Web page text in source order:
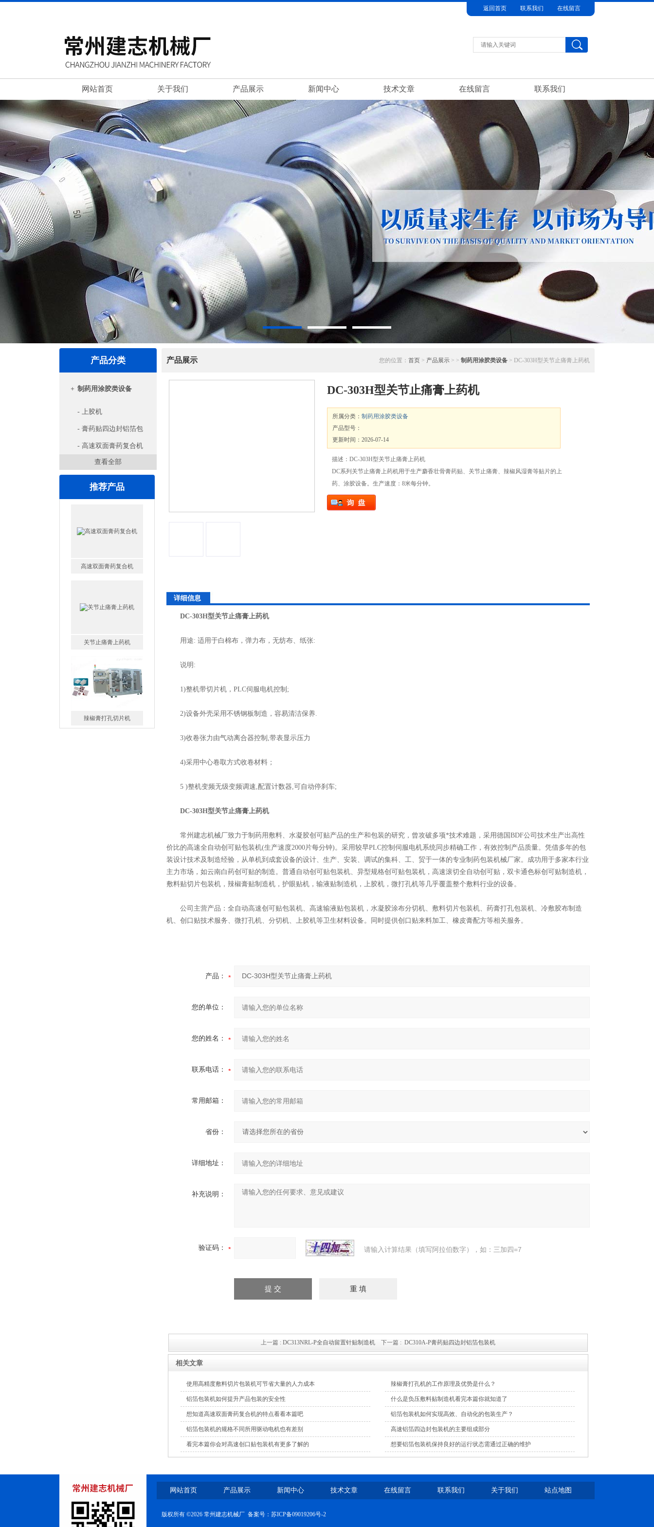
返回首页 联系我们 在线留言
网站首页 关于我们 产品展示 新闻中心 技术文章 在线留言 联系我们
产品分类
+ 制药用涂胶类设备
- 上胶机
- 膏药贴四边封铝箔包
- 高速双面膏药复合机
查看全部
推荐产品
辣椒膏打孔切片机
产品展示 您的位置： 首页 > 产品展示 > > 制药用涂胶类设备 > DC-303H型关节止痛膏上药机
DC-303H型关节止痛膏上药机
所属分类： 制药用涂胶类设备
产品型号：
更新时间：2026-07-14
描述：DC-303H型关节止痛膏上药机
DC系列关节止痛膏上药机用于生产麝香壮骨膏药贴、关节止痛膏、辣椒风湿膏等贴片的上
药、涂胶设备。生产速度：8米每分钟。
详细信息
DC-303H型关节止痛膏上药机
用途: 适用于白棉布，弹力布，无纺布、纸张:
说明:
1)整机带切片机，PLC伺服电机控制;
2)设备外壳采用不锈钢板制造，容易清洁保养.
3)收卷张力由气动离合器控制,带表显示压力
4)采用中心卷取方式收卷材料；
5 )整机变频无级变频调速,配置计数器,可自动停刹车;
DC-303H型关节止痛膏上药机
常州建志机械厂致力于制药用敷料、水凝胶创可贴产品的生产和包装的研究，曾攻破多项*技术难题，采用德国BDF公司技术生产出高性
价比的高速全自动创可贴包装机(生产速度2000片每分钟)。采用较早PLC控制伺服电机系统同步精确工作，有效控制产品质量。凭借多年的包
装设计技术及制造经验，从单机到成套设备的设计、生产、安装、调试的集科、工、贸于一体的专业制药包装机械厂家。成功用于多家本行业
主力市场，如云南白药创可贴的制造。普通自动创可贴包装机、异型规格创可贴包装机，高速滚切全自动创可贴，双卡通色标创可贴制造机，
敷料贴切片包装机，辣椒膏贴制造机，护眼贴机，输液贴制造机，上胶机，微打孔机等几乎覆盖整个敷料行业的设备。
公司主营产品：全自动高速创可贴包装机、高速输液贴包装机，水凝胶涂布分切机、敷料切片包装机、药膏打孔包装机、冷敷胶布制造
机、创口贴技术服务、微打孔机、分切机、上胶机等卫生材料设备。同时提供创口贴来料加工、橡皮膏配方等相关服务。
产品：
您的单位：
您的姓名：
联系电话：
常用邮箱：
省份：
详细地址：
补充说明：
验证码： 请输入计算结果（填写阿拉伯数字），如：三加四=7
上一篇 : DC313NRL-P全自动留置针贴制造机 下一篇 : DC310A-P膏药贴四边封铝箔包装机
相关文章
使用高精度敷料切片包装机可节省大量的人力成本 辣椒膏打孔机的工作原理及优势是什么？
铝箔包装机如何提升产品包装的安全性 什么是负压敷料贴制造机看完本篇你就知道了
想知道高速双面膏药复合机的特点看看本篇吧 铝箔包装机如何实现高效、自动化的包装生产？
铝箔包装机的规格不同所用驱动电机也有差别 高速铝箔四边封包装机的主要组成部分
看完本篇你会对高速创口贴包装机有更多了解的 想要铝箔包装机保持良好的运行状态需通过正确的维护
网站首页 产品展示 新闻中心 技术文章 在线留言 联系我们 关于我们 站点地图
版权所有 ©2026 常州建志机械厂 备案号： 苏ICP备09019206号-2